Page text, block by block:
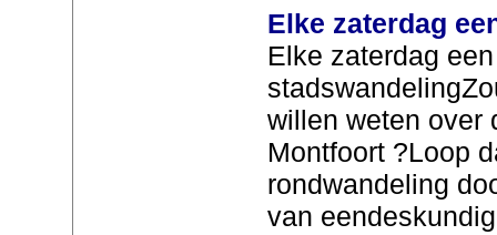
Elke zaterdag
Elke zaterdag
willen weten over
Montfoort ?Loop
rondwandeling
van